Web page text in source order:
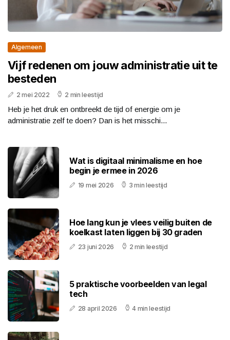
Algemeen
Vijf redenen om jouw administratie uit te
besteden
2 mei 2022 2 min leestijd
Heb je het druk en ontbreekt de tijd of energie om je
administratie zelf te doen? Dan is het misschi...
Wat is digitaal minimalisme en hoe
begin je ermee in 2026
19 mei 2026 3 min leestijd
Hoe lang kun je vlees veilig buiten de
koelkast laten liggen bij 30 graden
23 juni 2026 2 min leestijd
5 praktische voorbeelden van legal
tech
28 april 2026 4 min leestijd